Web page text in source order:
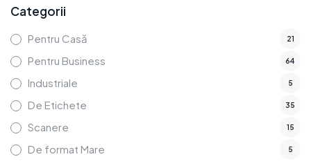
Categorii
Pentru Casă 21
Pentru Business 64
Industriale 5
De Etichete 35
Scanere 15
De format Mare 5